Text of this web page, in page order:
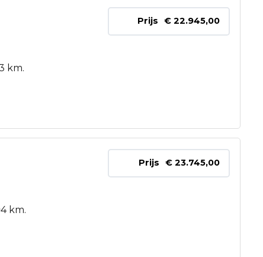
km.
Prijs € 22.945,00
km.
Prijs € 23.745,00